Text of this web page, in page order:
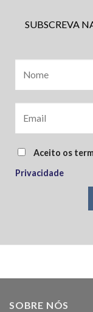
SUBSCREVA
Aceito os
Privacidade
SOBRE NÓS